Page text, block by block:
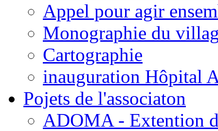
Appel pour agir
Monographie du
Cartographie
inauguration Hôpital
Pojets de l'associaton
ADOMA - Extention